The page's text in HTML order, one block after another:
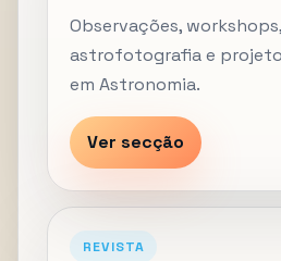
Observações, workshops,
astrofotografia e
em Astronomia.
Ver secção
REVISTA